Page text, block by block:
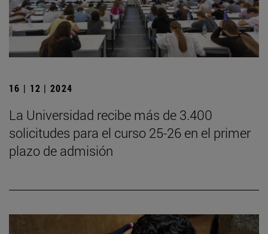
16 | 12 | 2024
La Universidad recibe más de 3.400
solicitudes para el curso 25-26 en el primer
plazo de admisión